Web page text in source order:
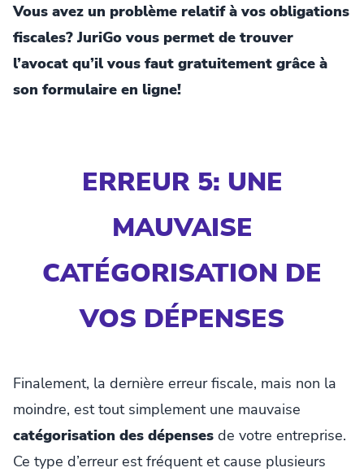
Vous avez un problème relatif à vos obligations
fiscales? JuriGo vous permet de trouver
l’avocat qu’il vous faut gratuitement grâce à
son formulaire en ligne!
ERREUR 5: UNE
MAUVAISE
CATÉGORISATION DE
VOS DÉPENSES
Finalement, la dernière erreur fiscale, mais non la
moindre, est tout simplement une mauvaise
catégorisation des dépenses de votre entreprise.
Ce type d’erreur est fréquent et cause plusieurs